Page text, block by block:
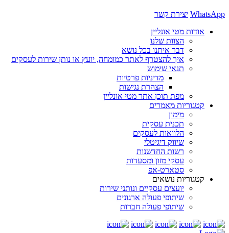
WhatsApp יצירת קשר
אודות מטי אונליין
הצוות שלנו
דבר איתנו בכל נושא
איך להצטרף לאתר כמומחה, יועץ או נותן שירות לעסקים
תנאי שימוש
מדיניות פרטיות
הצהרת נגישות
מפת תוכן אתר מטי אונליין
קטגוריות מאמרים
מימון
תכנית עסקית
הלוואות לעסקים
שיווק דיגיטלי
רשות החדשנות
עסקי מזון ומסעדות
סטארט-אפ
קטגוריות נושאים
יועצים עסקיים ונותני שירות
שיתופי פעולה ארגונים
שיתופי פעולה חברות